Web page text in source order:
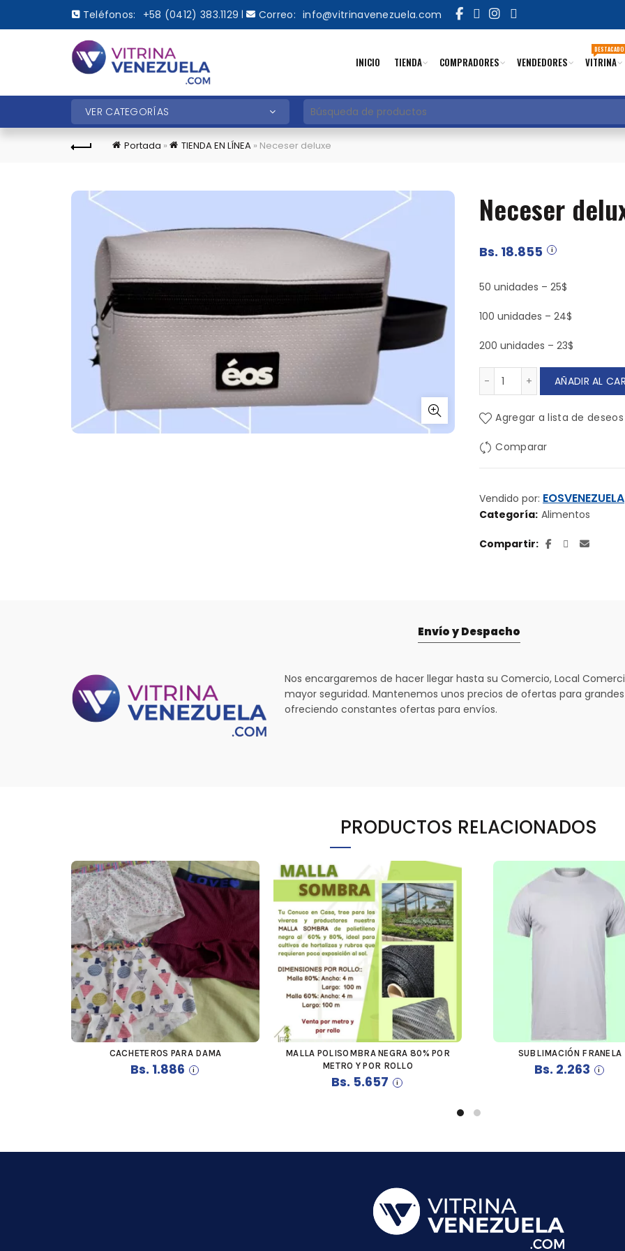
Teléfonos: +58 (0412) 383.1129 | Correo: info@vitrinavenezuela.com
INICIO TIENDA COMPRADORES VENDEDORES VITRINA
DESTACADO
VER CATEGORÍAS Buscar
Portada » TIENDA EN LÍNEA » Neceser deluxe
Neceser
Bs. 18.855
50 unidades – 25$
100 unidades – 24$
200 unidades – 23$
Neceser deluxe
AÑADIR AL
Agregar a lista de deseos
Comparar
Vendido por: EOSVENEZUELA
Categoría: Alimentos
Compartir
Envío y Despacho
Nos encargaremos de hacer llegar hasta su Comercio, Local
mayor seguridad. Mantenemos unos precios de ofertas para
ofreciendo constantes ofertas para envíos.
PRODUCTOS RELACIONADOS
COMPRAR
CACHETEROS PARA DAMA
Bs. 1.886
COMPRAR
MALLA POLISOMBRA NEGRA 80% POR
METRO Y POR ROLLO
Bs. 5.657
COMPRAR
SUBLIMACIÓN FRANELA
Bs. 2.263